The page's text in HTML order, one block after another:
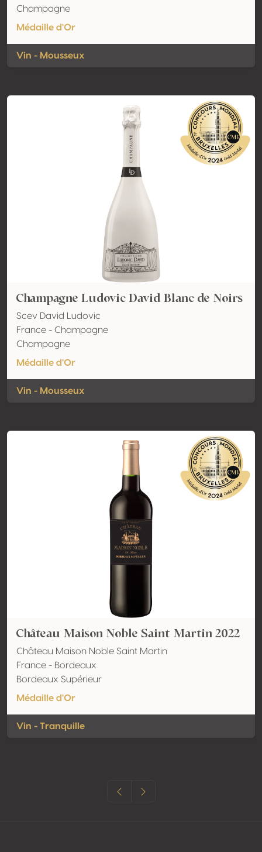
Champagne
Médaille d'Or
Vin - Mousseux
Champagne Ludovic David Blanc de Noirs
Scev David Ludovic
France - Champagne
Champagne
Médaille d'Or
Vin - Mousseux
Château Maison Noble Saint Martin 2022
Château Maison Noble Saint Martin
France - Bordeaux
Bordeaux Supérieur
Médaille d'Or
Vin - Tranquille